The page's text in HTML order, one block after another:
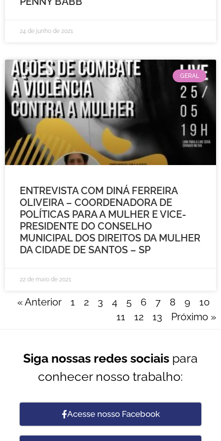
24 de junho de 2021
GERAL
ENTREVISTA COM DINÁ FERREIRA
OLIVEIRA – COORDENADORA DE
POLÍTICAS PARA A MULHER E VICE-
PRESIDENTE DO CONSELHO
MUNICIPAL DOS DIREITOS DA MULHER
DA CIDADE DE SANTOS – SP
22 de maio de 2021
« Anterior 1 2 3 4 5 6 7 8 9
10
11
12 13 Próximo »
Siga nossas redes sociais para
conhecer nosso trabalho:
Acesse nosso Facebook